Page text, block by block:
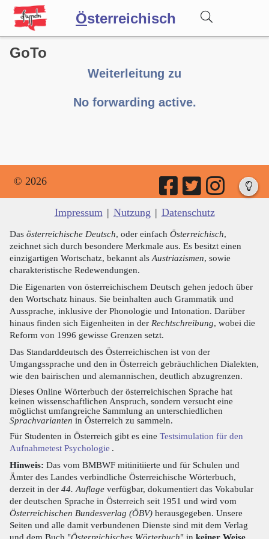
Österreichisch
Wörterbuch
GoTo
Weiterleitung zu
No forwarding active.
© 2026
Impressum | Nutzung | Datenschutz
Das österreichische Deutsch, oder einfach Österreichisch,
zeichnet sich durch besondere Merkmale aus. Es besitzt einen
einzigartigen Wortschatz, bekannt als Austriazismen, sowie
charakteristische Redewendungen.
Die Eigenarten von österreichischem Deutsch gehen jedoch über
den Wortschatz hinaus. Sie beinhalten auch Grammatik und
Aussprache, inklusive der Phonologie und Intonation. Darüber
hinaus finden sich Eigenheiten in der Rechtschreibung, wobei die
Reform von 1996 gewisse Grenzen setzt.
Das Standarddeutsch des Österreichischen ist von der
Umgangssprache und den in Österreich gebräuchlichen Dialekten,
wie den bairischen und alemannischen, deutlich abzugrenzen.
Dieses Online Wörterbuch der österreichischen Sprache hat
keinen wissenschaftlichen Anspruch, sondern versucht eine
möglichst umfangreiche Sammlung an unterschiedlichen
Sprachvarianten in Österreich zu sammeln.
Für Studenten in Österreich gibt es eine Testsimulation für den
Aufnahmetest Psychologie .
Hinweis: Das vom BMBWF mitinitiierte und für Schulen und
Ämter des Landes verbindliche Österreichische Wörterbuch,
derzeit in der 44. Auflage verfügbar, dokumentiert das Vokabular
der deutschen Sprache in Österreich seit 1951 und wird vom
Österreichischen Bundesverlag (ÖBV) herausgegeben. Unsere
Seiten und alle damit verbundenen Dienste sind mit dem Verlag
und dem Buch "Österreichisches Wörterbuch" in keiner Weise